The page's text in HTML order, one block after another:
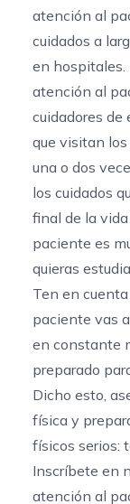
atención al
cuidados a
en hospitales.
atención al
cuidadores
que visitan
una o dos
los cuidados
final de la
paciente es
quieras
Ten en
paciente vas
en constante
preparado
Dicho esto,
física y
físicos serios:
Inscríbete en
atención al